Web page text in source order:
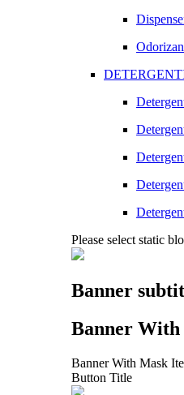
Please select static
Banner
Banner With
Banner With Mask
Button Title